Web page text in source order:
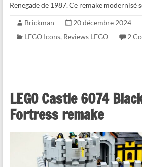
Renegade de 1987. Ce remake modernisé
Brickman
20 décembre 2024
LEGO Icons, Reviews LEGO
2
LEGO Castle 6074
Fortress remake